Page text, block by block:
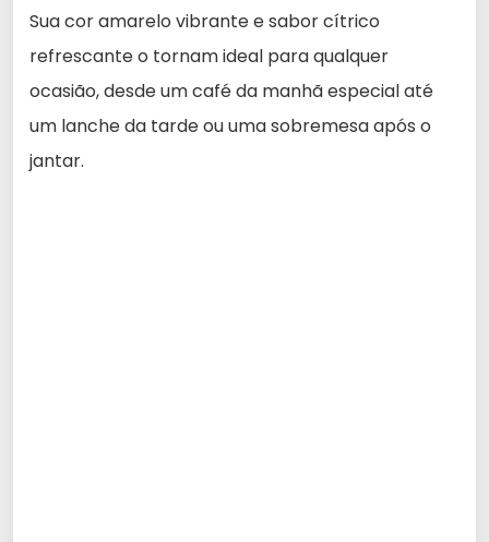
Sua cor amarelo vibrante e sabor cítrico
refrescante o tornam ideal para qualquer
ocasião, desde um café da manhã especial até
um lanche da tarde ou uma sobremesa após o
jantar.